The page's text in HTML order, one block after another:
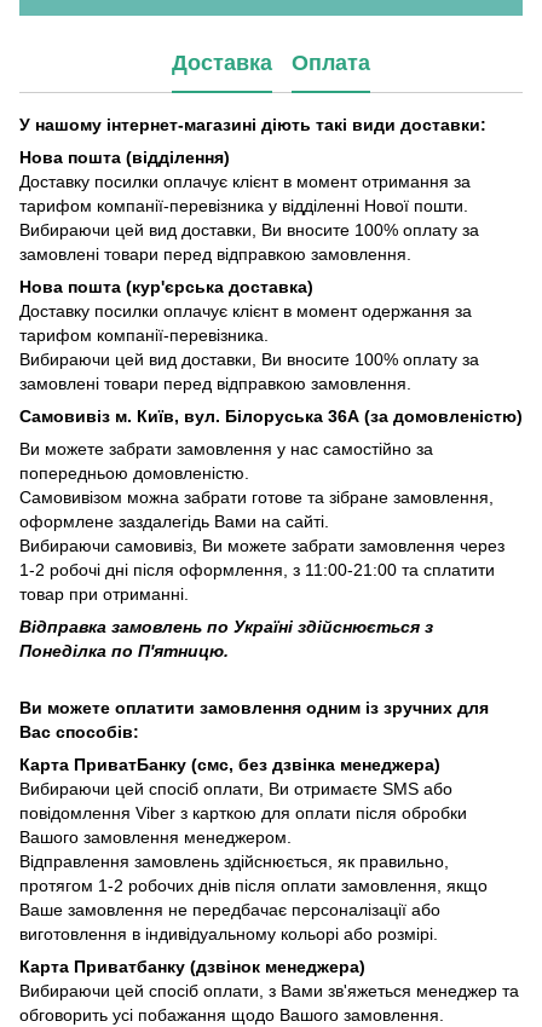
Доставка Оплата
У нашому інтернет-магазині діють такі види доставки:
Нова пошта (відділення)
Доставку посилки оплачує клієнт в момент отримання за
тарифом компанії-перевізника у відділенні Нової пошти.
Вибираючи цей вид доставки, Ви вносите 100% оплату за
замовлені товари перед відправкою замовлення.
Нова пошта (кур'єрська доставка)
Доставку посилки оплачує клієнт в момент одержання за
тарифом компанії-перевізника.
Вибираючи цей вид доставки, Ви вносите 100% оплату за
замовлені товари перед відправкою замовлення.
Самовивіз м. Київ, вул. Білоруська 36А (за домовленістю)
Ви можете забрати замовлення у нас самостійно за
попередньою домовленістю.
Самовивізом можна забрати готове та зібране замовлення,
оформлене заздалегідь Вами на сайті.
Вибираючи самовивіз, Ви можете забрати замовлення через
1-2 робочі дні після оформлення, з 11:00-21:00 та сплатити
товар при отриманні.
Відправка замовлень по Україні здійснюється з
Понеділка по П'ятницю.
Ви можете оплатити замовлення одним із зручних для
Вас способів:
Карта ПриватБанку (смс, без дзвінка менеджера)
Вибираючи цей спосіб оплати, Ви отримаєте SMS або
повідомлення Viber з карткою для оплати після обробки
Вашого замовлення менеджером.
Відправлення замовлень здійснюється, як правильно,
протягом 1-2 робочих днів після оплати замовлення, якщо
Ваше замовлення не передбачає персоналізації або
виготовлення в індивідуальному кольорі або розмірі.
Карта Приватбанку (дзвінок менеджера)
Вибираючи цей спосіб оплати, з Вами зв'яжеться менеджер та
обговорить усі побажання щодо Вашого замовлення.